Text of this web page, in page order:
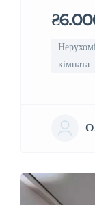
кімната